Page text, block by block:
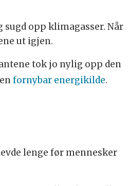
opp klimagasser. Når
ut igjen.
tok jo nylig opp den
fornybar energikilde.
lenge før mennesker